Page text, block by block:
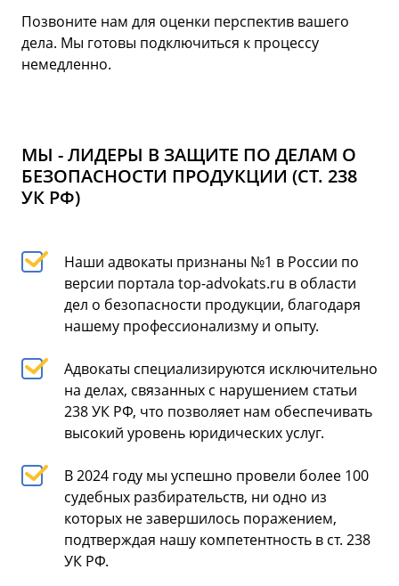
Позвоните нам для оценки перспектив вашего
дела. Мы готовы подключиться к процессу
немедленно.
МЫ - ЛИДЕРЫ В ЗАЩИТЕ ПО ДЕЛАМ О
БЕЗОПАСНОСТИ ПРОДУКЦИИ (СТ. 238
УК РФ)
Наши адвокаты признаны №1 в России по
версии портала top-advokats.ru в области
дел о безопасности продукции, благодаря
нашему профессионализму и опыту.
Адвокаты специализируются исключительно
на делах, связанных с нарушением статьи
238 УК РФ, что позволяет нам обеспечивать
высокий уровень юридических услуг.
В 2024 году мы успешно провели более 100
судебных разбирательств, ни одно из
которых не завершилось поражением,
подтверждая нашу компетентность в ст. 238
УК РФ.